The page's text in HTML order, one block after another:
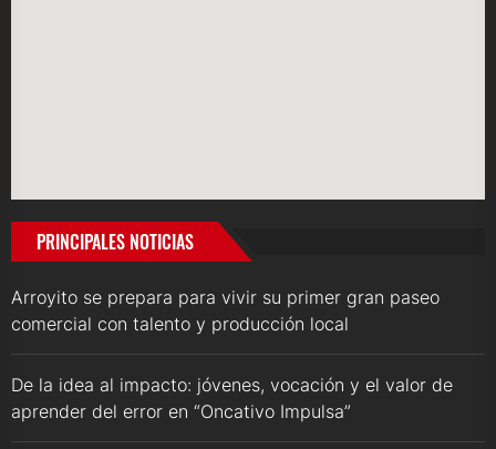
PRINCIPALES NOTICIAS
Arroyito se prepara para vivir su primer gran paseo
comercial con talento y producción local
De la idea al impacto: jóvenes, vocación y el valor de
aprender del error en “Oncativo Impulsa”